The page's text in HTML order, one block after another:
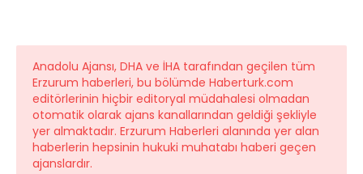
Anadolu Ajansı, DHA ve İHA tarafından geçilen tüm
Erzurum haberleri, bu bölümde Haberturk.com
editörlerinin hiçbir editoryal müdahalesi olmadan
otomatik olarak ajans kanallarından geldiği şekliyle
yer almaktadır. Erzurum Haberleri alanında yer alan
haberlerin hepsinin hukuki muhatabı haberi geçen
ajanslardır.